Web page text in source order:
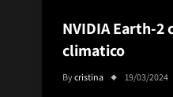
NVIDIA Earth-
climatico
Bycristina 19/03/2024